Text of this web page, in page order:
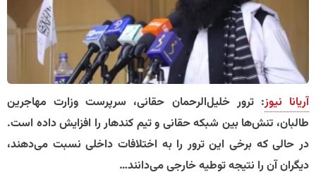
آریانا نیوز: ترور خلیل‌الرحمان حقانی، سرپرست وزارت مهاجرین
طالبان، تنش‌ها بین شبکه حقانی و تیم کندهار را افزایش داده است.
در حالی که برخی این ترور را به اختلافات داخلی نسبت می‌دهند،
دیگران آن را نتیجه توطیه خارجی می‌دانند…